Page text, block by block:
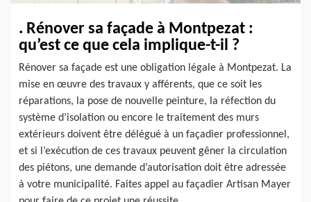
. Rénover sa façade à Montpezat :
qu’est ce que cela implique-t-il ?
Rénover sa façade est une obligation légale à Montpezat. La
mise en œuvre des travaux y afférents, que ce soit les
réparations, la pose de nouvelle peinture, la réfection du
système d’isolation ou encore le traitement des murs
extérieurs doivent être délégué à un façadier professionnel,
et si l’exécution de ces travaux peuvent gêner la circulation
des piétons, une demande d’autorisation doit être adressée
à votre municipalité. Faites appel au façadier Artisan Mayer